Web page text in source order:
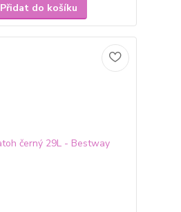
Přidat do košíku